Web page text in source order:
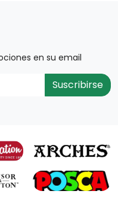
en su email
Suscribirse